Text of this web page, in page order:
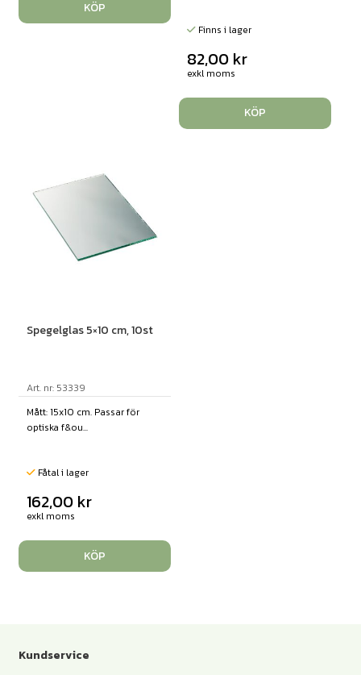
KÖP
Finns i lager
82,00 kr
exkl moms
KÖP
Spegelglas 5×10 cm, 10st
Art. nr: 53339
Mått: 15x10 cm. Passar för
optiska f&ou...
Fåtal i lager
162,00 kr
exkl moms
KÖP
Kundservice